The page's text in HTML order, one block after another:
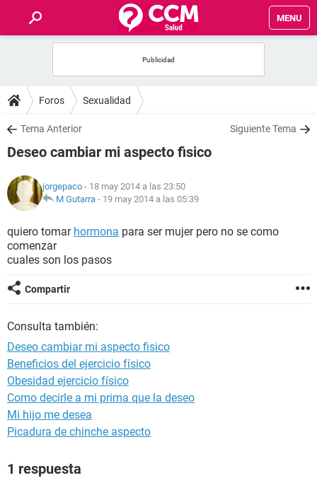
MENU
FOROS
SALUD
NUTRICIÓN
BIENESTAR
Foros Sexualidad
Tema Anterior Siguiente Tema
Deseo cambiar mi aspecto fisico
jorgepaco - 18 may 2014 a las 23:50
M Gutarra - 19 may 2014 a las 05:39
quiero tomar hormona para ser mujer pero no se como
comenzar
cuales son los pasos
Compartir
Consulta también:
Deseo cambiar mi aspecto fisico
Beneficios del ejercicio físico
Obesidad ejercicio físico
Como decirle a mi prima que la deseo
Mi hijo me desea
Picadura de chinche aspecto
1 respuesta